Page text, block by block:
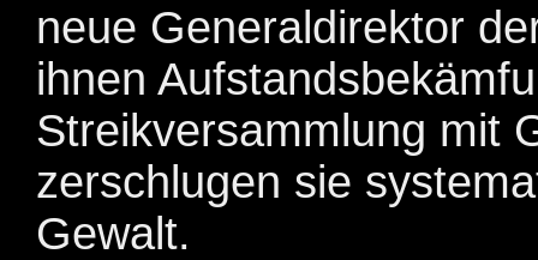
neue Generaldirektor
ihnen
Streikversammlung mit
zerschlugen sie
Gewalt.